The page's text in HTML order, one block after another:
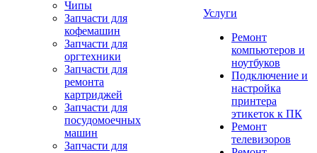
Чипы
Запчасти для
кофемашин
Запчасти для
оргтехники
Запчасти для
ремонта
картриджей
Запчасти для
посудомоечных
машин
Запчасти для
Услуги
Ремонт
компьютеров и
ноутбуков
Подключение и
настройка
принтера
этикеток к ПК
Ремонт
телевизоров